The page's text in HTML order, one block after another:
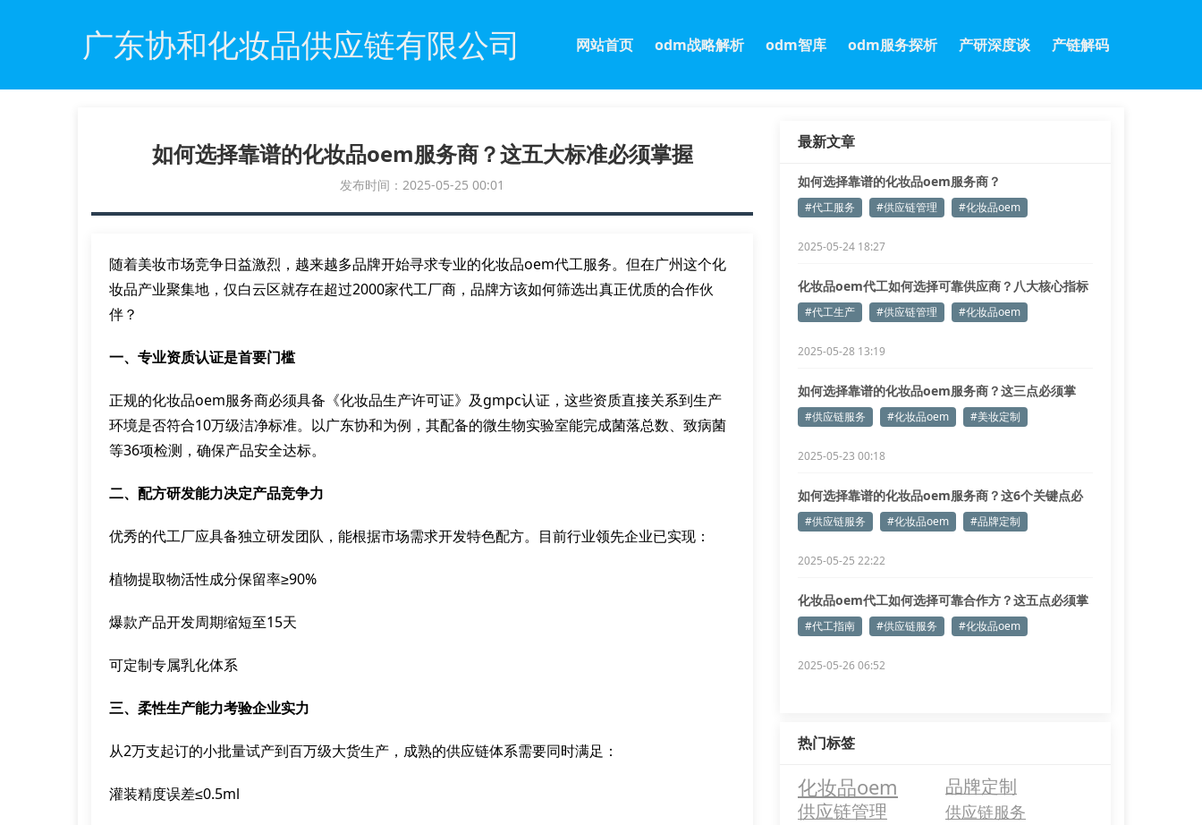
广东协和化妆品供应链有限公司 网站首页 odm战略解析 odm智库 odm服务探析 产研深度谈 产链解码
如何选择靠谱的化妆品oem服务商？这五大标准必须掌握
发布时间：2025-05-25 00:01
随着美妆市场竞争日益激烈，越来越多品牌开始寻求专业的化妆品oem代工服务。但在广州这个化
妆品产业聚集地，仅白云区就存在超过2000家代工厂商，品牌方该如何筛选出真正优质的合作伙
伴？
一、专业资质认证是首要门槛
正规的化妆品oem服务商必须具备《化妆品生产许可证》及gmpc认证，这些资质直接关系到生产
环境是否符合10万级洁净标准。以广东协和为例，其配备的微生物实验室能完成菌落总数、致病菌
等36项检测，确保产品安全达标。
二、配方研发能力决定产品竞争力
优秀的代工厂应具备独立研发团队，能根据市场需求开发特色配方。目前行业领先企业已实现：
植物提取物活性成分保留率≥90%
爆款产品开发周期缩短至15天
可定制专属乳化体系
三、柔性生产能力考验企业实力
从2万支起订的小批量试产到百万级大货生产，成熟的供应链体系需要同时满足：
灌装精度误差≤0.5ml
最新文章
如何选择靠谱的化妆品oem服务商？
#代工服务 #供应链管理 #化妆品oem
2025-05-24 18:27
化妆品oem代工如何选择可靠供应商？八大核心指标
解析
#代工生产 #供应链管理 #化妆品oem
2025-05-28 13:19
如何选择靠谱的化妆品oem服务商？这三点必须掌
握！
#供应链服务 #化妆品oem #美妆定制
2025-05-23 00:18
如何选择靠谱的化妆品oem服务商？这6个关键点必
看！
#供应链服务 #化妆品oem #品牌定制
2025-05-25 22:22
化妆品oem代工如何选择可靠合作方？这五点必须掌
握！
#代工指南 #供应链服务 #化妆品oem
2025-05-26 06:52
热门标签
化妆品oem
品牌定制
供应链管理
供应链服务